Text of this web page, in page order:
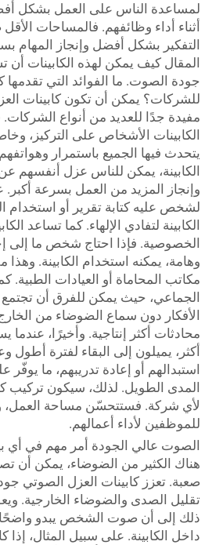
لمساعدة الناس على العمل بشكل
أثناء أداء وظائفهم. فالمساحات
التفكير بشكل أفضل وإنجاز المهام
المقال كيف يمكن لهذه الكابينات
جودة الصوت. ما الفوائد التي تقدمها
للشركات؟ يمكن أن تكون كابينات
مفيدة جدًا للعديد من أنواع الشركات.
الكابينات الأشخاص على التركيز،
يتحدث فيها الجميع باستمرار
الكابينة، يمكن للناس عزل أنفسهم
وإنجاز المزيد من العمل بسرعة
لشخص عليه كتابة تقرير أو استخدام
الكابينة لتفادي الإلهاء. كما تساعد
الخصوصية. فإذا احتاج شخص ما إلى
وهامة، يمكنه استخدام الكابينة.
مكاتب المحاماة أو العيادات الطبية.
الجماعي، حيث يمكن للفرق أن تجتمع
الأفكار دون سماع الضوضاء من
محادثات أكثر إنتاجية. وأخيرًا، عندما
أكثر، يميلون إلى البقاء لفترة أطول
استبدالهم أو إعادة تدريبهم، ما
المدى الطويل. لذلك، سيكون تركيب
لأي شركة. فستتحسّن مساحة العمل،
للموظفين لأداء أعمالهم.
الصوت عالي الجودة أمر مهم في أي
هناك الكثير من الضوضاء، يمكن أن
صعبة. تعزز كابينات العزل الصوتي
تقليل الصدى والضوضاء الخارجية.
ذلك إلى أن صوت الشخص يبدو واضحًا
داخل الكابينة. على سبيل المثال،